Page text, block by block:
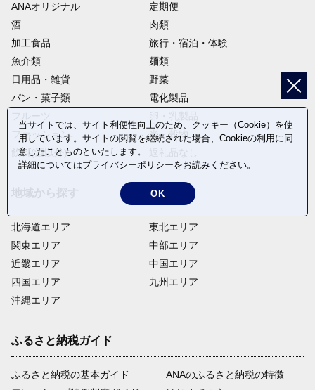
ANAオリジナル
定期便
酒
肉類
加工食品
旅行・宿泊・体験
魚介類
麺類
日用品・雑貨
野菜
パン・菓子類
電化製品
ファッション
米・穀物
飲料(酒以外)
北海道エリア
関東エリア
近畿エリア
四国エリア
沖縄エリア
東北エリア
中部エリア
中国エリア
九州エリア
ふるさと納税ガイド
ふるさと納税の基本ガイド
ANAのふるさと納税の特徴
当サイトでは、サイト利便性向上のため、クッキー（Cookie）を使
用しています。サイトの閲覧を継続された場合、Cookieの利用に同
意したことものといたします。
詳細についてはプライバシーポリシーをお読みください。
OK